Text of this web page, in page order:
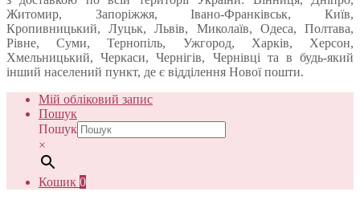
Житомир, Запоріжжя, Івано-Франківськ, Київ,
Кропивницький, Луцьк, Львів, Миколаїв, Одеса, Полтава,
Рівне, Суми, Тернопіль, Ужгород, Харків, Херсон,
Хмельницький, Черкаси, Чернігів, Чернівці та в будь-який
інший населений пункт, де є відділення Нової пошти.
Мій обліковий запис
Пошук
Пошук
×
Кошик 0